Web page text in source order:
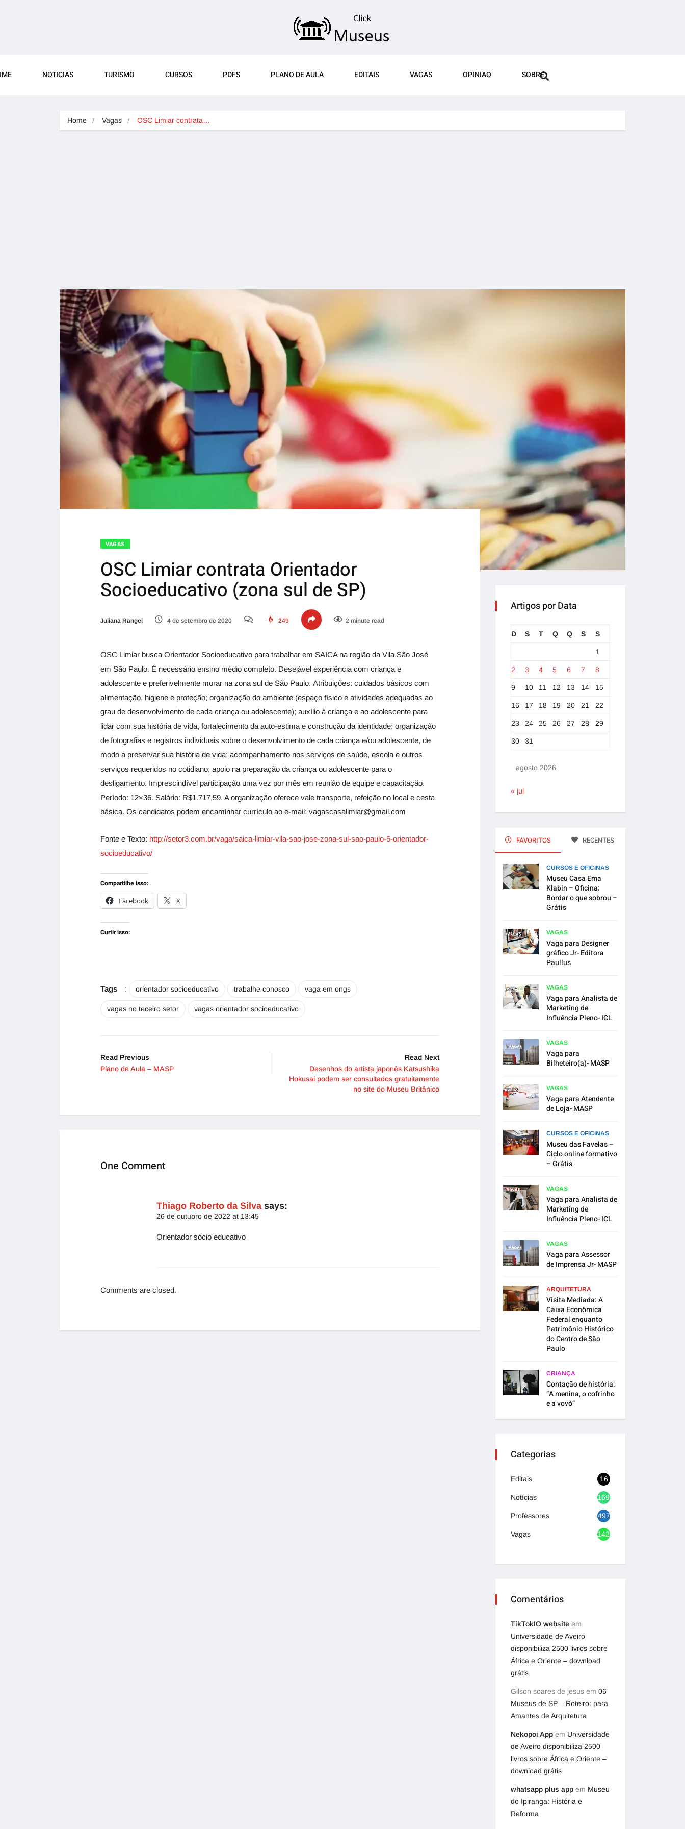
NOTICIAS TURISMO CURSOS PDFS PLANO DE AULA EDITAIS VAGAS OPINIAO SOBRE
Home Vagas OSC Limiar contrata…
VAGAS
OSC Limiar contrata Orientador
Socioeducativo (zona sul de SP)
Juliana Rangel 4 de setembro de 2020 249 2 minute read
OSC Limiar busca Orientador Socioeducativo para trabalhar em SAICA na região da Vila São José
em São Paulo. É necessário ensino médio completo. Desejável experiência com criança e
adolescente e preferivelmente morar na zona sul de São Paulo. Atribuições: cuidados básicos com
alimentação, higiene e proteção; organização do ambiente (espaço físico e atividades adequadas ao
grau de desenvolvimento de cada criança ou adolescente); auxílio à criança e ao adolescente para
lidar com sua história de vida, fortalecimento da auto-estima e construção da identidade; organização
de fotografias e registros individuais sobre o desenvolvimento de cada criança e/ou adolescente, de
modo a preservar sua história de vida; acompanhamento nos serviços de saúde, escola e outros
serviços requeridos no cotidiano; apoio na preparação da criança ou adolescente para o
desligamento. Imprescindível participação uma vez por mês em reunião de equipe e capacitação.
Período: 12×36. Salário: R$1.717,59. A organização oferece vale transporte, refeição no local e cesta
básica. Os candidatos podem encaminhar currículo ao e-mail: vagascasalimiar@gmail.com
Fonte e Texto: http://setor3.com.br/vaga/saica-limiar-vila-sao-jose-zona-sul-sao-paulo-6-orientador-
socioeducativo/
Compartilhe isso:
Facebook
X
Curtir isso:
Tags : orientador socioeducativo trabalhe conosco vaga em ongs
vagas no teceiro setor vagas orientador socioeducativo
Read Previous
Plano de Aula – MASP
Read Next
Desenhos do artista japonês Katsushika
Hokusai podem ser consultados gratuitamente
no site do Museu Britânico
One Comment
Thiago Roberto da Silva says:
26 de outubro de 2022 at 13:45
Orientador sócio educativo
Comments are closed.
Artigos por Data
agosto 2026
D S T Q Q S S
1
2 3 4 5 6 7 8
9 10 11 12 13 14 15
16 17 18 19 20 21 22
23 24 25 26 27 28 29
30 31
« jul
FAVORITOS RECENTES
CURSOS E OFICINAS
Museu Casa Ema
Klabin – Oficina:
Bordar o que sobrou –
Grátis
VAGAS
Vaga para Designer
gráfico Jr- Editora
Paullus
VAGAS
Vaga para Analista de
Marketing de
Influência Pleno- ICL
VAGAS
Vaga para
Bilheteiro(a)- MASP
VAGAS
Vaga para Atendente
de Loja- MASP
CURSOS E OFICINAS
Museu das Favelas –
Ciclo online formativo
– Grátis
VAGAS
Vaga para Analista de
Marketing de
Influência Pleno- ICL
VAGAS
Vaga para Assessor
de Imprensa Jr- MASP
ARQUITETURA
Visita Mediada: A
Caixa Econômica
Federal enquanto
Patrimônio Histórico
do Centro de São
Paulo
CRIANÇA
Contação de história:
“A menina, o cofrinho
e a vovó”
Categorias
Editais 16
Notícias 1692
Professores 497
Vagas 1420
Comentários
TikTokIO website em
Universidade de Aveiro
disponibiliza 2500 livros sobre
África e Oriente – download
grátis
Gilson soares de jesus em 06
Museus de SP – Roteiro: para
Amantes de Arquitetura
Nekopoi App em Universidade
de Aveiro disponibiliza 2500
livros sobre África e Oriente –
download grátis
whatsapp plus app em Museu
do Ipiranga: História e
Reforma